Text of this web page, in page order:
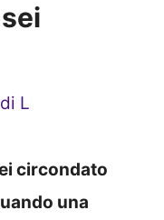
L
circondato
una